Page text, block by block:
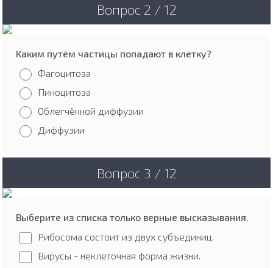
Вопрос 2 / 12
Каким путём частицы попадают в клетку?
Фагоцитоза
Пиноцитоза
Облегчённой диффузии
Диффузии
Вопрос 3 / 12
Выберите из списка только верные высказывания.
Рибосома состоит из двух субъединиц.
Вирусы - неклеточная форма жизни.